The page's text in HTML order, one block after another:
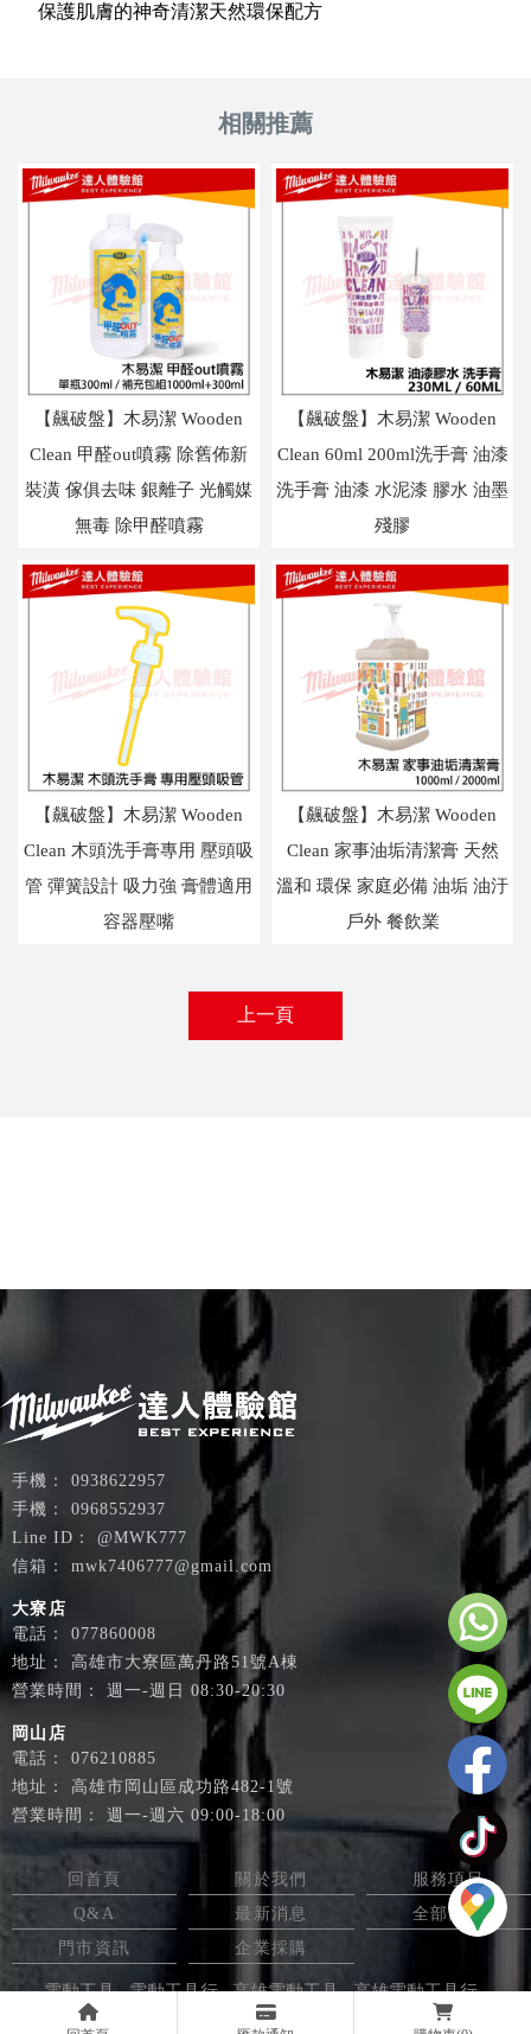
保護肌膚的神奇清潔天然環保配方
【飆破盤】木易潔 Wooden
Clean 甲醛out噴霧 除舊佈新
裝潢 傢俱去味 銀離子 光觸媒
無毒 除甲醛噴霧
【飆破盤】木易潔 Wooden
Clean 60ml 200ml洗手膏 油漆
洗手膏 油漆 水泥漆 膠水 油墨
殘膠
【飆破盤】木易潔 Wooden
Clean 木頭洗手膏專用 壓頭吸
管 彈簧設計 吸力強 膏體適用
容器壓嘴
【飆破盤】木易潔 Wooden
Clean 家事油垢清潔膏 天然
溫和 環保 家庭必備 油垢 油汙
戶外 餐飲業
上一頁
@MWK777
0968552937
0938622957
mwk7406777@gmail.com
大寮店
077860008
高雄市大寮區萬丹路51號A棟
週一-週日 08:30-20:30
岡山店
076210885
高雄市岡山區成功路482-1號
週一-週六 09:00-18:00
回首頁 關於我們
服務項目
Q&A
最新消息
全部商品
門市資訊
企業採購
電動工具 電動工具行 高雄電動工具
高雄電動工具行
大寮區電動工具